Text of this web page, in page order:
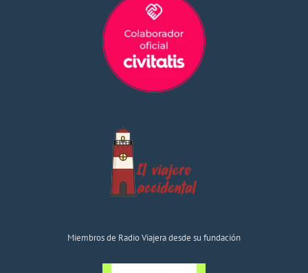
Miembros de Radio Viajera desde su fundación